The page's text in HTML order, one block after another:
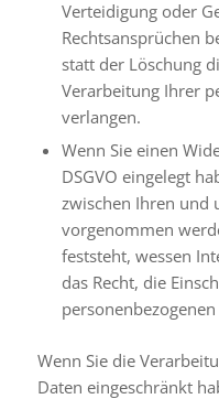
Verteidigung oder
Rechtsansprüchen
statt der Löschung
Verarbeitung Ihrer
verlangen.
Wenn Sie einen
DSGVO eingelegt
zwischen Ihren und
vorgenommen
feststeht, wessen
das Recht, die
Wenn Sie die
Daten eingeschränkt